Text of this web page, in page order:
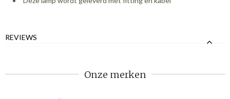
REVIEWS
Onze merken